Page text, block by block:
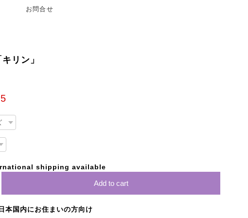
お問合せ
リン」
shipping available
Add to cart
本国内にお住まいの方向け